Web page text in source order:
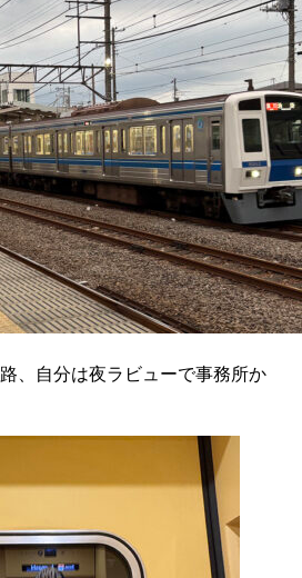
、自分は夜ラビューで事務所か